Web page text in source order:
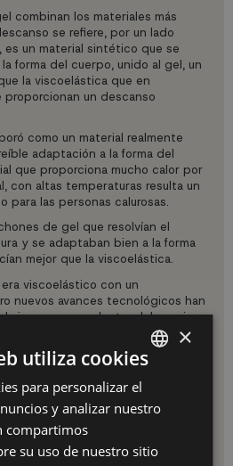
combinan los materiales más
se refiere, por un lado
es un material sintético que se
forma del cuerpo, unido al gel, un
la viscoelástica que en
un descanso
como un material realmente
adaptación a la forma del
que proporciona mucho calor por
con altas temperaturas resulta un
para las personas calurosas.
de gel que resolvían el
y se adaptaban bien a la forma
mejor que la viscoelástica.
viscoelástico con un
nuevos avances tecnológicos han
incorporarse dentro del propio
estos dos magníficos
adaptativas a la forma del
temperatura agradable para un
reparador.
por lo que nos aseguran
SPANISH
ES
PT
×
utiliza cookies
para personalizar el
y analizar nuestro
compartimos
su uso de nuestro sitio